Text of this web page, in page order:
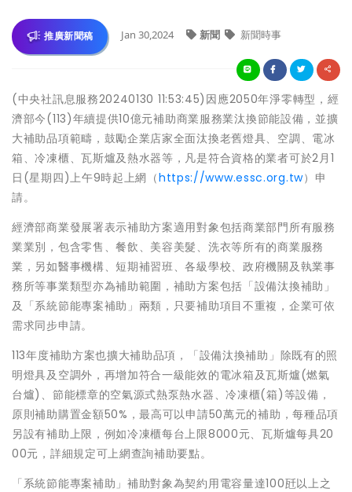
推廣新聞稿 Jan 30,2024 新聞 新聞時事
(中央社訊息服務20240130 11:53:45)因應2050年淨零轉型，經
濟部今(113)年續提供10億元補助商業服務業汰換節能設備，並擴
大補助品項範疇，鼓勵企業店家全面汰換老舊燈具、空調、電冰
箱、冷凍櫃、瓦斯爐及熱水器等，凡是符合資格的業者可於2月1
日(星期四)上午9時起上網（https://www.essc.org.tw）申
請。
經濟部商業發展署表示補助方案適用對象包括商業部門所有服務
業業別，包含零售、餐飲、美容美髮、洗衣等所有的商業服務
業，另如醫事機構、短期補習班、各級學校、政府機關及執業事
務所等事業類型亦為補助範圍，補助方案包括「設備汰換補助」
及「系統節能專案補助」兩類，只要補助項目不重複，企業可依
需求同步申請。
113年度補助方案也擴大補助品項，「設備汰換補助」除既有的照
明燈具及空調外，再增加符合一級能效的電冰箱及瓦斯爐(燃氣
台爐)、節能標章的空氣源式熱泵熱水器、冷凍櫃(箱)等設備，
原則補助購置金額50%，最高可以申請50萬元的補助，每種品項
另設有補助上限，例如冷凍櫃每台上限8000元、瓦斯爐每具20
00元，詳細規定可上網查詢補助要點。
「系統節能專案補助」補助對象為契約用電容量達100瓩以上之